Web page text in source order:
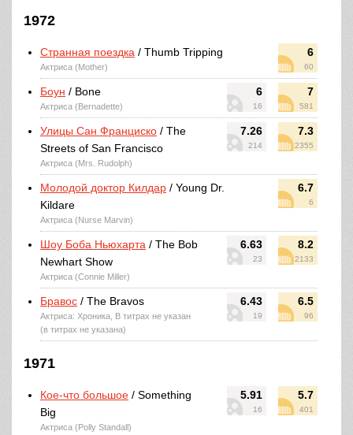
1972
6
60
Странная поездка / Thumb Tripping
Актриса (Mother)
6
16
7
581
Боун / Bone
Актриса (Bernadette)
7.26
214
7.3
2355
Улицы Сан Франциско / The
Streets of San Francisco
Актриса (Mrs. Rudolph)
6.7
6
Молодой доктор Килдар / Young Dr.
Kildare
Актриса (Nurse Marvin)
6.63
23
8.2
2133
Шоу Боба Ньюхарта / The Bob
Newhart Show
Актриса (Connie Miller)
6.43
19
6.5
96
Бравос / The Bravos
Актриса: Хроника, В титрах не указан
(в титрах не указана)
1971
5.91
16
5.7
401
Кое-что большое / Something
Big
Актриса (Polly Standall)